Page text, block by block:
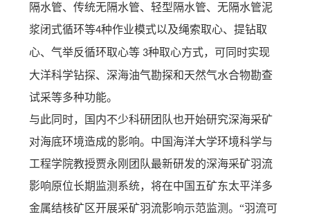
隔水管、传统无隔水管、轻型隔水管、无隔水管泥
浆闭式循环等4种作业模式以及绳索取心、提钻取
心、气举反循环取心等 3种取心方式，可同时实现
大洋科学钻探、深海油气勘探和天然气水合物勘查
试采等多种功能。
与此同时，国内不少科研团队也开始研究深海采矿
对海底环境造成的影响。中国海洋大学环境科学与
工程学院教授贾永刚团队最新研发的深海采矿羽流
影响原位长期监测系统，将在中国五矿东太平洋多
金属结核矿区开展采矿羽流影响示范监测。“羽流可